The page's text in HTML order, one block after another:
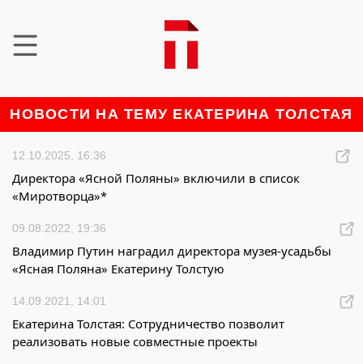
НОВОСТИ НА ТЕМУ ЕКАТЕРИНА ТОЛСТАЯ
12.10.2025, 16:36
Директора «Ясной Поляны» включили в список
«Миротворца»*
09.08.2022, 19:36
Владимир Путин наградил директора музея-усадьбы
«Ясная Поляна» Екатерину Толстую
14.09.2021, 14:01
Екатерина Толстая: Сотрудничество позволит
реализовать новые совместные проекты